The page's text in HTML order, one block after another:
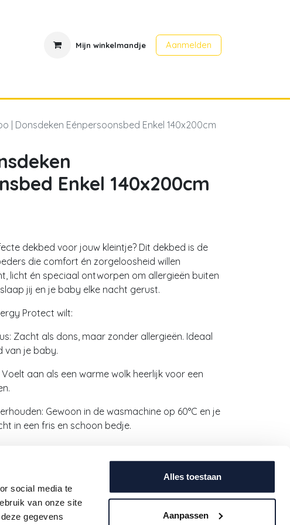
social media te
van onze site
gegevens
Alles toestaan
Aanpassen
Mijn winkelmandje Aanmelden
| Donsdeken Eénpersoonsbed Enkel 140x200cm
Enkel 140x200cm
dekbed voor jouw kleintje? Dit dekbed is de
die comfort én zorgeloosheid willen
licht én speciaal ontworpen om allergieën buiten
jij en je baby elke nacht gerust.
Protect wilt:
Zacht als dons, maar zonder allergieën. Ideaal
van je baby.
aan als een warme wolk heerlijk voor een
Gewoon in de wasmachine op 60°C en je
in een fris en schoon bedje.
microfiber en holle, gesiliconiseerde vezelvulling
slaapcomfort én bescherming. Zeg dag tegen
een veilige, knusse slaapomgeving!